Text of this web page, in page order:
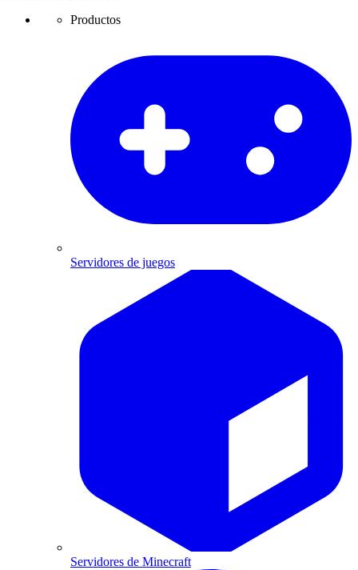
Productos
Servidores de juegos
Servidores de Minecraft